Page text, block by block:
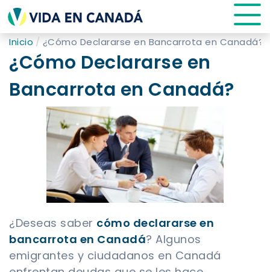
Inicio ¿Cómo Declararse en Bancarrota en Canadá?
¿Cómo Declararse en
Bancarrota en Canadá?
¿Deseas saber cómo declararse en
bancarrota en Canadá? Algunos
emigrantes y ciudadanos en Canadá